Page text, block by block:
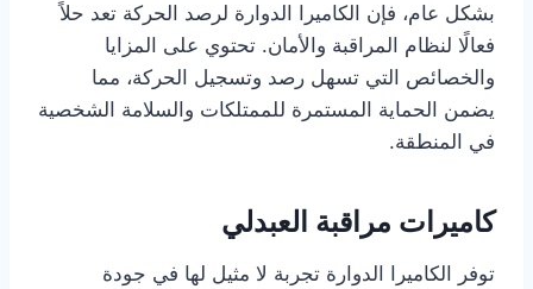
بشكل عام، فإن الكاميرا الدوارة لرصد الحركة تعد حلاً
فعالًا لنظام المراقبة والأمان. تحتوي على المزايا
والخصائص التي تسهل رصد وتسجيل الحركة، مما
يضمن الحماية المستمرة للممتلكات والسلامة الشخصية
في المنطقة.
كاميرات مراقبة العبدلي
توفر الكاميرا الدوارة تجربة لا مثيل لها في جودة